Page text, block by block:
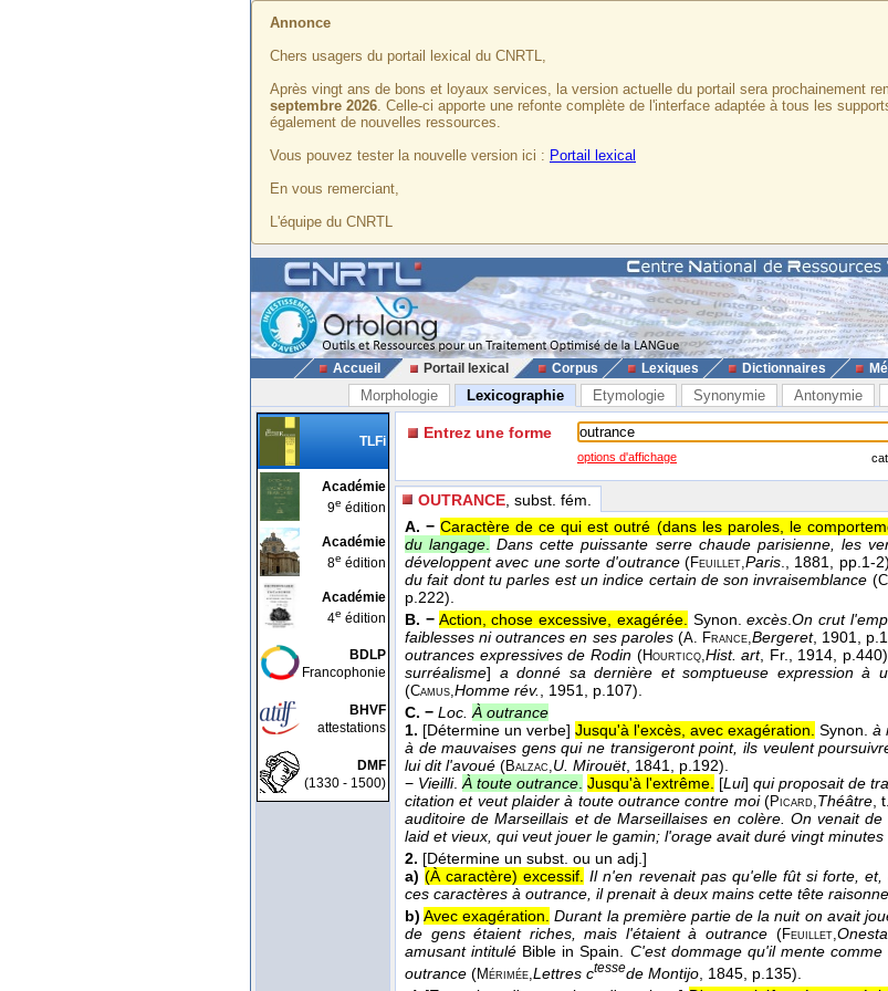
Annonce
Chers usagers du portail lexical du CNRTL,
Après vingt ans de bons et loyaux services, la version actuelle du portail sera prochainement
septembre 2026. Celle-ci apporte une refonte complète de l'interface adaptée à tous les
également de nouvelles ressources.
Vous pouvez tester la nouvelle version ici : Portail lexical
En vous remerciant,
L'équipe du CNRTL
Accueil Portail lexical Corpus Lexiques Dictionnaires
Morphologie Lexicographie Etymologie Synonymie Antonymie
TLFi
Académie
9e édition
Académie
8e édition
Académie
4e édition
BDLP
Francophonie
BHVF
attestations
DMF
(1330 - 1500)
Entrez une forme
options d'affichage
OUTRANCE , subst. fém.
A. − Caractère de ce qui est outré (dans les paroles, le
du langage. Dans cette puissante serre chaude parisienne, les
développent avec une sorte d'outrance(Feuillet,Paris., 1881, pp.1-
du fait dont tu parles est un indice certain de son invraisemblance (
p.222).
B. − Action, chose excessive, exagérée. Synon.excès.On crut
faiblesses ni outrances en ses paroles(A. France,Bergeret, 1901,
outrances expressives de Rodin(Hourticq,Hist. art, Fr., 1914,
surréalisme] a donné sa dernière et somptueuse expression à
(Camus,Homme rév., 1951, p.107).
C. − Loc. À outrance
1. [Détermine un verbe] Jusqu'à l'excès, avec exagération. Synon. à
à de mauvaises gens qui ne transigeront point, ils veulent
lui dit l'avoué (Balzac,U. Mirouët, 1841, p.192).
− Vieilli. À toute outrance. Jusqu'à l'extrême. [Lui] qui proposait de
citation et veut plaider à toute outrance contre moi(Picard,Théâtre,
auditoire de Marseillais et de Marseillaises en colère. On venait
laid et vieux, qui veut jouer le gamin; l'orage avait duré vingt minutes
2. [Détermine un subst. ou un adj.]
a) (À caractère) excessif. Il n'en revenait pas qu'elle fût si forte,
ces caractères à outrance, il prenait à deux mains cette tête
b) Avec exagération. Durant la première partie de la nuit on avait
de gens étaient riches, mais l'étaient à outrance(Feuillet,Onesta
amusant intitulé Bible in Spain. C'est dommage qu'il mente
outrance (Mérimée,Lettres ctessede Montijo , 1845 , p.135).